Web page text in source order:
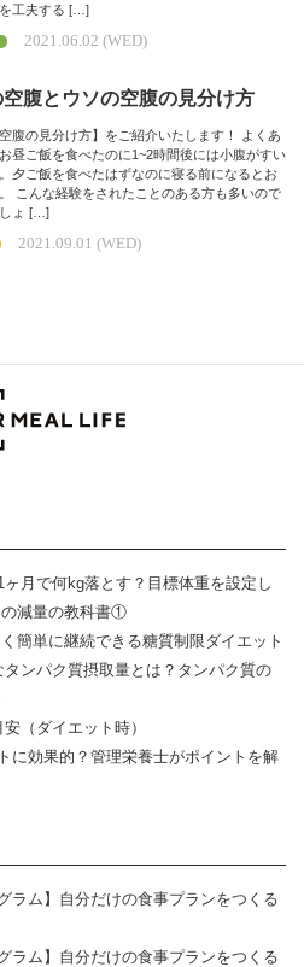
工夫する […]
2021.06.02 (WED)
腹とウソの空腹の見分け方
腹の見分け方】をご紹介いたします！ よくあ
昼ご飯を食べたのに1~2時間後には小腹がすい
夕ご飯を食べたはずなのに寝る前になるとお
こんな経験をされたことのある方も多いので
ょ […]
2021.09.01 (WED)
ヶ月で何kg落とす？目標体重を設定し
の減量の教科書①
簡単に継続できる糖質制限ダイエット
ンパク質摂取量とは？タンパク質の
（ダイエット時）
に効果的？管理栄養士がポイントを解
ラム】自分だけの食事プランをつくる
ラム】自分だけの食事プランをつくる